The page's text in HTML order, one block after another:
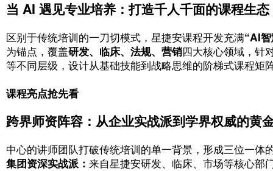
随着医药产业数智化转型加速，星捷安集
智化转型实施方案（2025-2030年）》关
化、定制化、实战化的三维培养体系，构
当 AI 遇见专业培养：打造千人千
区别于传统培训的一刀切模式，星捷安课
为锚点，覆盖研发、临床、法规、营销 四
等不同层级，设计从基础技能到战略思维